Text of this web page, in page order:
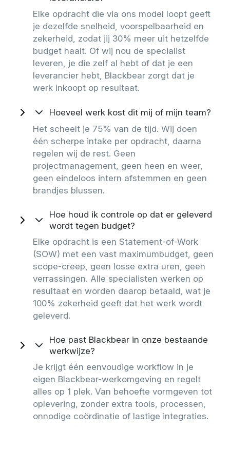
Elke opdracht die via ons model loopt geeft
je dezelfde snelheid, voorspelbaarheid en
zekerheid, zodat jij 30% meer uit hetzelfde
budget haalt. Of wij nou de specialist
leveren, je die zelf al hebt of dat je een
leverancier hebt, Blackbear zorgt dat je
werk inkoopt op resultaat.
Hoeveel werk kost dit mij of mijn team?
Het scheelt je 75% van de tijd. Wij doen
één scherpe intake per opdracht, daarna
regelen wij de rest. Geen
projectmanagement, geen heen en weer,
geen eindeloos intern afstemmen en geen
brandjes blussen.
Hoe houd ik controle op dat er geleverd
wordt tegen budget?
Elke opdracht is een Statement-of-Work
(SOW) met een vast maximumbudget, geen
scope-creep, geen losse extra uren, geen
verrassingen. Alle specialisten werken op
resultaat en worden daarop betaald, wat je
100% zekerheid geeft dat het werk wordt
geleverd.
Hoe past Blackbear in onze bestaande
werkwijze?
Je krijgt één eenvoudige workflow in je
eigen Blackbear-werkomgeving en regelt
alles op 1 plek. Van behoefte vormgeven tot
oplevering, zonder extra tools, processen,
onnodige coördinatie of lastige integraties.